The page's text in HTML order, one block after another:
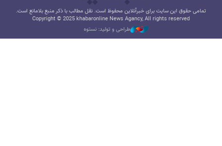
تمامی حقوق این سایت برای خبرآنلاین محفوظ است. نقل مطالب با ذکر منبع بلامانع است.
Copyright © 2025 khabaronline News Agancy, All rights reserved
طراحی و تولید: نستوه